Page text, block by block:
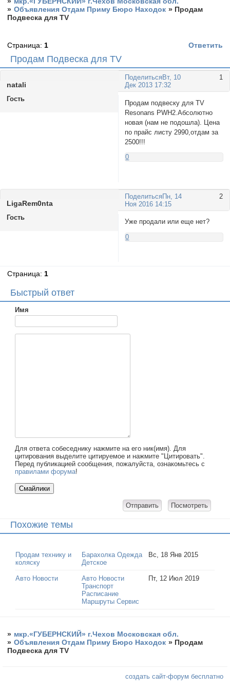
» Объявления Отдам Приму Бюро Находок » Продам
Подвеска для TV
Продам Подвеска для TV
Страница: 1 Ответить
Поделиться 1
Вт, 10
Дек 2013 17:32
nаtali
Гость
Продам подвеску для TV
Resonans PWH2.Абсолютно
новая (нам не подошла). Цена
по прайс листу 2990,отдам за
2500!!!
0
Поделиться 2
Пн, 14
Ноя 2016 14:15
LigaRem0nta
Гость
Уже продали или еще нет?
0
Страница: 1
Быстрый ответ
Имя
Для ответа собеседнику нажмите на его ник(имя). Для
цитирования выделите цитируемое и нажмите "Цитировать".
Перед публикацией сообщения, пожалуйста, ознакомьтесь с
правилами форума!
Похожие темы
Продам технику и
коляску
Барахолка Одежда
Детское
Вс, 18 Янв 2015
Авто Новости
Авто Новости
Транспорт
Расписание
Маршруты Сервис
Пт, 12 Июл 2019
» мкр.«ГУБЕРНСКИЙ» г.Чехов Московская обл.
» Объявления Отдам Приму Бюро Находок » Продам
Подвеска для TV
создать сайт-форум бесплатно